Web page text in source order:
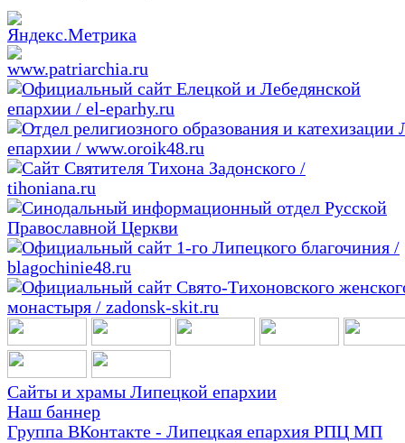
Сайты и храмы Липецкой епархии
Наш баннер
Группа ВКонтакте - Липецкая епархия РПЦ МП